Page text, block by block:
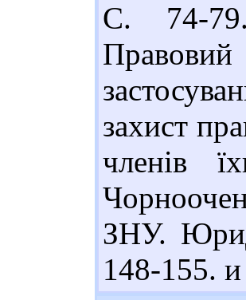
С. 74-
захист
членів
ЗНУ.
148-155.